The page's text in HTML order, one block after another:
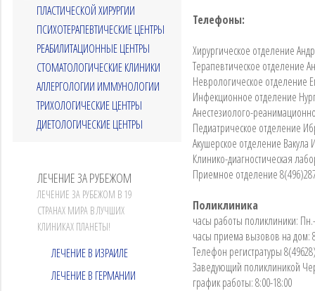
Телефоны:
Хирургическое отделение
Терапевтическое отделение
Неврологическое отделение
Инфекционное отделение
Анестезиолого-
Педиатрическое отделение
Акушерское отделение
Клинико-диагностическая
Приемное отделение
Поликлиника
часы работы поликлиники:
часы приема вызовов на дом:
Телефон регистратуры
Заведующий поликлиникой
график работы: 8:00-18:00
ПЛАСТИЧЕСКОЙ ХИРУРГИИ
ПСИХОТЕРАПЕВТИЧЕСКИЕ ЦЕНТРЫ
РЕАБИЛИТАЦИОННЫЕ ЦЕНТРЫ
СТОМАТОЛОГИЧЕСКИЕ КЛИНИКИ
АЛЛЕРГОЛОГИИ ИММУНОЛОГИИ
ТРИХОЛОГИЧЕСКИЕ ЦЕНТРЫ
ДИЕТОЛОГИЧЕСКИЕ ЦЕНТРЫ
ЛЕЧЕНИЕ ЗА РУБЕЖОМ
ЛЕЧЕНИЕ ЗА РУБЕЖОМ В 19
СТРАНАХ МИРА В ЛУЧШИХ
КЛИНИКАХ ПЛАНЕТЫ!
ЛЕЧЕНИЕ В ИЗРАИЛЕ
ЛЕЧЕНИЕ В ГЕРМАНИИ